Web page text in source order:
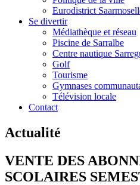
Eurodistrict
Se divertir
Médiathèque et réseau
Piscine de Sarralbe
Centre nautique
Golf
Tourisme
Gymnases
Télévision locale
Contact
Actualité
VENTE DES
SCOLAIRES